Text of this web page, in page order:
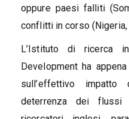
oppure paesi falliti
conflitti in corso (Nigeria,
L’Istituto di ricerca
Development ha
sull’effettivo impatto
deterrenza dei